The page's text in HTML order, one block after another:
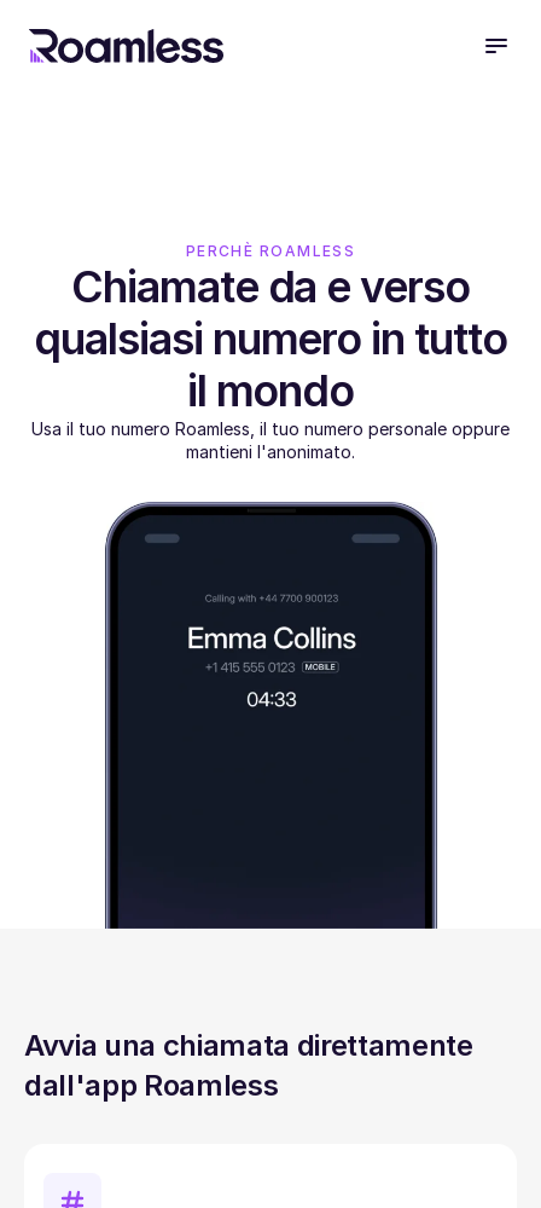
PERCHÈ ROAMLESS
Chiamate da e verso
qualsiasi numero in tutto
il mondo
Usa il tuo numero Roamless, il tuo numero personale oppure
mantieni l'anonimato.
Avvia una chiamata direttamente
dall'app Roamless